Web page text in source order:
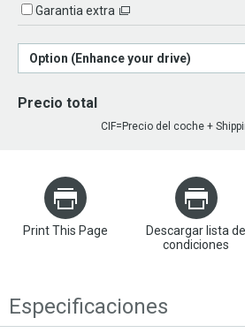
Garantia extra
Option (Enhance your drive)
Precio total
CIF=Precio del coche +
Print This Page
Descargar lista de
condiciones
Especificaciones